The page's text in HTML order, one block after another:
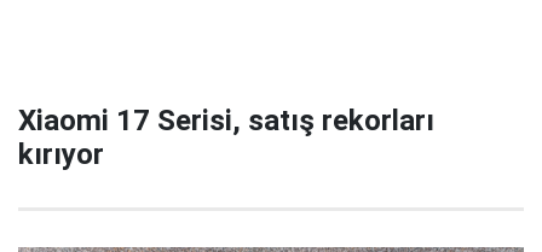
Xiaomi 17 Serisi, satış rekorları
kırıyor